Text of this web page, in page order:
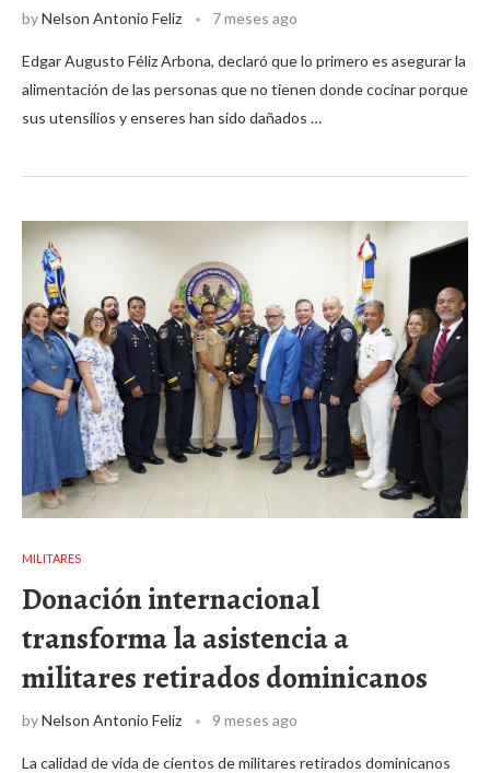
byNelson Antonio Feliz 7 meses ago
Edgar Augusto Féliz Arbona, declaró que lo primero es asegurar la
alimentación de las personas que no tienen donde cocinar porque
sus utensilios y enseres han sido dañados …
MILITARES
Donación internacional
transforma la asistencia a
militares retirados dominicanos
byNelson Antonio Feliz 9 meses ago
La calidad de vida de cientos de militares retirados dominicanos